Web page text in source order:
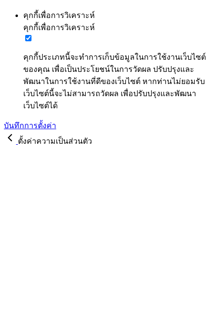
คุกกี้เพื่อการวิเคราะห์
คุกกี้เพื่อการวิเคราะห์
คุกกี้ประเภทนี้จะทำการเก็บข้อมูลในการใช้งานเว็บไซต์
ของคุณ เพื่อเป็นประโยชน์ในการวัดผล ปรับปรุงและ
พัฒนาในการใช้งานที่ดีของเว็บไซต์ หากท่านไม่ยอมรับ
เว็บไซต์นี้จะไม่สามารถวัดผล เพื่อปรับปรุงและพัฒนา
เว็บไซต์ได้
บันทึกการตั้งค่า
ตั้งค่าความเป็นส่วนตัว